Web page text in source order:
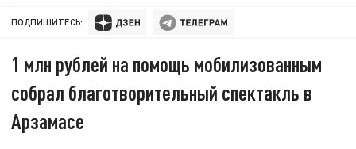
ПОДПИШИТЕСЬ:
1 млн рублей на помощь мобилизованным
собрал благотворительный спектакль в
Арзамасе